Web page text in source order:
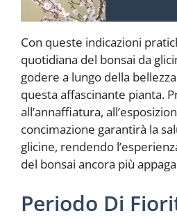
Con queste indicazioni
quotidiana del bonsai da
godere a lungo della
questa affascinante pianta.
all’annaffiatura,
concimazione garantirà la
glicine, rendendo
del bonsai ancora più
Periodo Di